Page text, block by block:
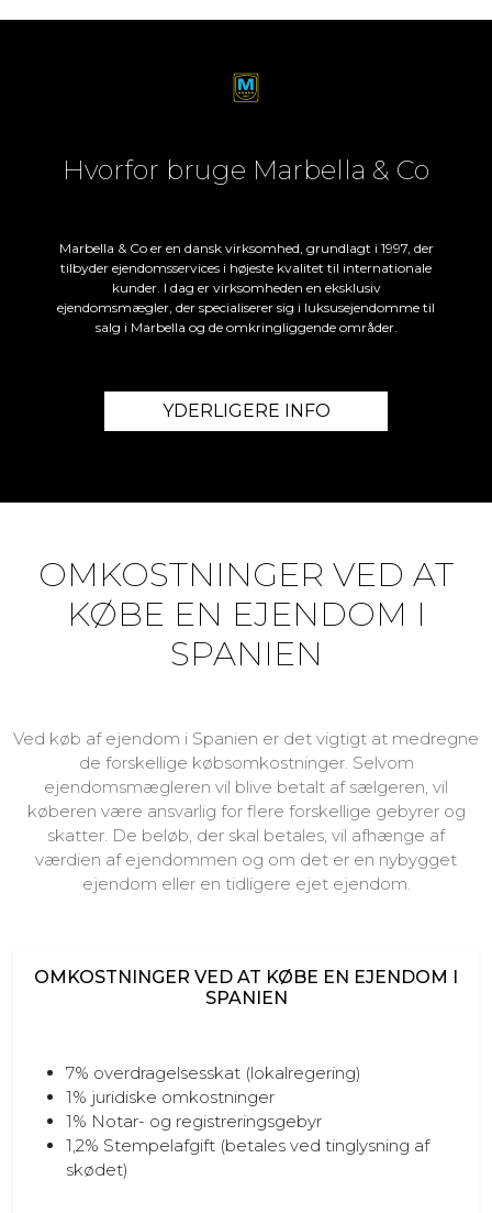
Hvorfor bruge Marbella & Co
Marbella & Co er en dansk virksomhed, grundlagt i 1997, der
tilbyder ejendomsservices i højeste kvalitet til internationale
kunder. I dag er virksomheden en eksklusiv
ejendomsmægler, der specialiserer sig i luksusejendomme til
salg i Marbella og de omkringliggende områder.
YDERLIGERE INFO
OMKOSTNINGER VED AT
KØBE EN EJENDOM I
SPANIEN
Ved køb af ejendom i Spanien er det vigtigt at medregne
de forskellige købsomkostninger. Selvom
ejendomsmægleren vil blive betalt af sælgeren, vil
køberen være ansvarlig for flere forskellige gebyrer og
skatter. De beløb, der skal betales, vil afhænge af
værdien af ejendommen og om det er en nybygget
ejendom eller en tidligere ejet ejendom.
OMKOSTNINGER VED AT KØBE EN EJENDOM I
SPANIEN
7% overdragelsesskat (lokalregering)
1% juridiske omkostninger
1% Notar- og registreringsgebyr
1,2% Stempelafgift (betales ved tinglysning af
skødet)